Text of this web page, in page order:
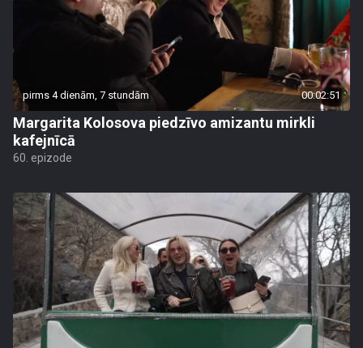
pirms 4 dienām, 7 stundām 00:02:51
Margarita Kolosova piedzīvo amizantu mirkli
kafejnīcā
60. epizode